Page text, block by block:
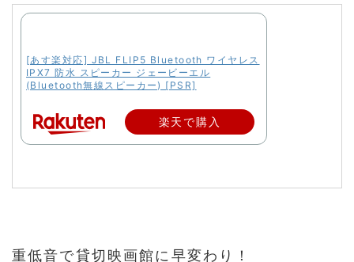
[あす楽対応] JBL FLIP5 Bluetooth ワイヤレス
IPX7 防水 スピーカー ジェービーエル
(Bluetooth無線スピーカー) [PSR]
楽天で購入
重低音で貸切映画館に早変わり！